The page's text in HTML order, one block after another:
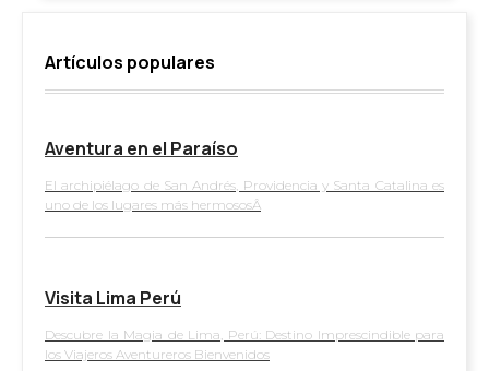
Artículos populares
Aventura en el Paraíso
El archipiélago de San Andrés, Providencia y Santa Catalina es
uno de los lugares más hermososÂ
Visita Lima Perú
Descubre la Magia de Lima, Perú: Destino Imprescindible para
los Viajeros Aventureros Bienvenidos